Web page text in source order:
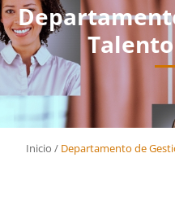
Inicio /Departamento de